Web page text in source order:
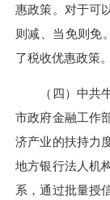
惠政策。对于可
则减、当免则免
了税收优惠政策。
（四）中共牛
市政府金融工作
济产业的扶持力
地方银行法人机
系，通过批量授